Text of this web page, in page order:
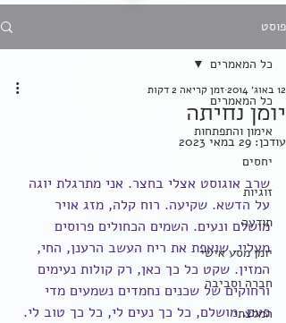
פוסט
כל המאמרים
אימון והתפתחות
יחסים
זוגיות
תודעה
יומן מסע אישי
חברה וסביבה
המלצתי
כל המאמרים
יומן נחיתה
12 באוג׳ 2014 זמן קריאה 2 דקות
עודכן: 29 במאי 2023
שרב אוגוסט אצלי בחצר. אני מתרגלת יוגה
על הדשא. שקיעה. רוח קלה, מזג אויר
מושלם ונעים. השמים הכחולים פרוסים
מעליי. שואפת את ריח העשב הרענן, החי,
המזין. שקט כל כך כאן, רק קולות נעימים
ורחוקים של שכנים נחמדים נשמעים מדי
פעם. מושלם, כל כך נעים לי, כל כך טוב לי.